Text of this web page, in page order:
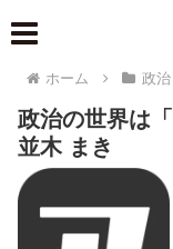
ホーム 政治
政治の世界は
並木 まき